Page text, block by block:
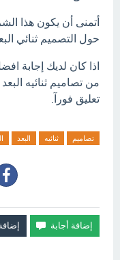
أتمنى أن يكون هذا
حول التصميم ثنائي
اذا كان لديك إجابة
من تصاميم ثنائيه
تعليق فورآ.
تصاميم ثنائيه البعد